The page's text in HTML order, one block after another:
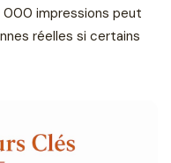
000 impressions peut
réelles si certains